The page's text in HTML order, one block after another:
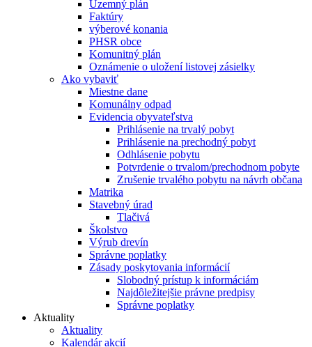
Územný plán
Faktúry
výberové konania
PHSR obce
Komunitný plán
Oznámenie o uložení listovej zásielky
Ako vybaviť
Miestne dane
Komunálny odpad
Evidencia obyvateľstva
Prihlásenie na trvalý pobyt
Prihlásenie na prechodný pobyt
Odhlásenie pobytu
Potvrdenie o trvalom/prechodnom pobyte
Zrušenie trvalého pobytu na návrh občana
Matrika
Stavebný úrad
Tlačivá
Školstvo
Výrub drevín
Správne poplatky
Zásady poskytovania informácií
Slobodný prístup k informáciám
Najdôležitejšie právne predpisy
Správne poplatky
Aktuality
Aktuality
Kalendár akcií